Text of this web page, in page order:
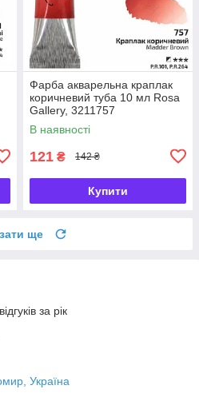
Фарба акварельна краплак
коричневий туба 10 мл Rosa
Gallery, 3211757
В наявності
121 ₴ 142 ₴
Купити
ще
за рік
Україна